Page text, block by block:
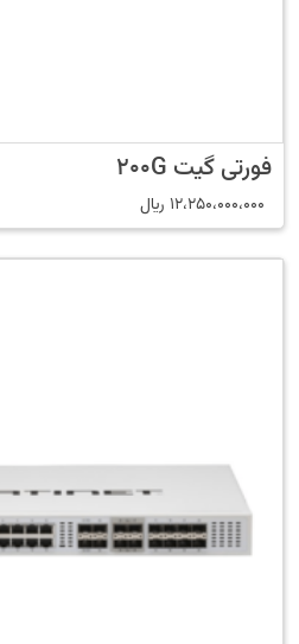
فورتی گیت 200G
12،250،000،000 ﷼